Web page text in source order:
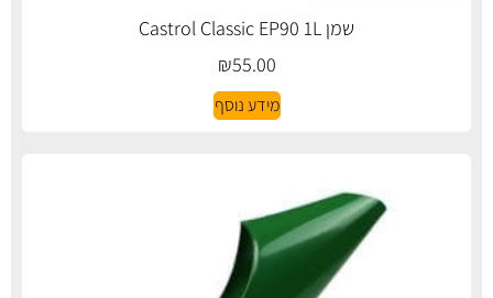
שמן Castrol Classic EP90 1L
₪55.00
מידע נוסף